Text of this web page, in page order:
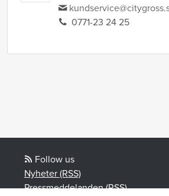
0771-23 24 25
Follow us
Nyheter (RSS)
Pressmeddelanden (RSS)